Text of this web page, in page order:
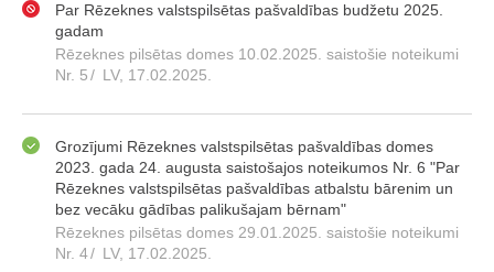
Par Rēzeknes valstspilsētas pašvaldības budžetu 2025.
gadam
Rēzeknes pilsētas domes 10.02.2025. saistošie noteikumi
Nr. 5/ LV, 17.02.2025.
Grozījumi Rēzeknes valstspilsētas pašvaldības domes
2023. gada 24. augusta saistošajos noteikumos Nr. 6 "Par
Rēzeknes valstspilsētas pašvaldības atbalstu bārenim un
bez vecāku gādības palikušajam bērnam"
Rēzeknes pilsētas domes 29.01.2025. saistošie noteikumi
Nr. 4/ LV, 17.02.2025.